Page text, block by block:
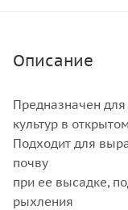
Описание
Предназначен
культур в
Подходит для
почву
при ее высадке,
рыхления